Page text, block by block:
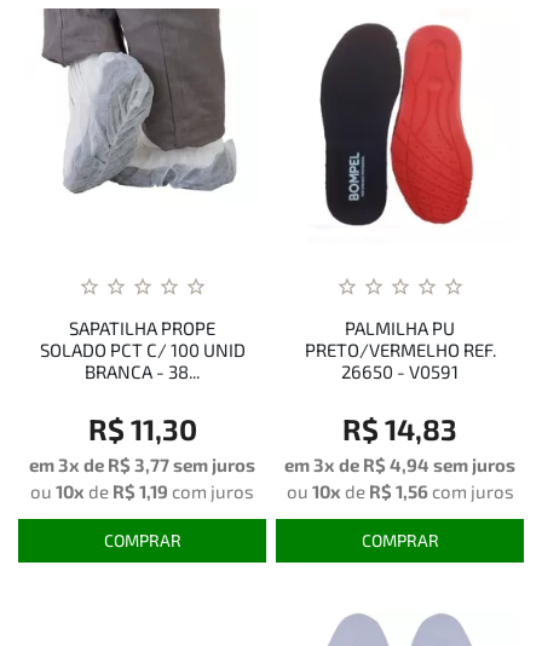
SAPATILHA PROPE
SOLADO PCT C/ 100 UNID
BRANCA - 38...
R$ 11,30
em 3x de R$ 3,77sem juros
ou 10x de R$ 1,19 com juros
COMPRAR
PALMILHA PU
PRETO/VERMELHO REF.
26650 - V0591
R$ 14,83
em 3x de R$ 4,94 sem juros
ou 10x de R$ 1,56 com juros
COMPRAR